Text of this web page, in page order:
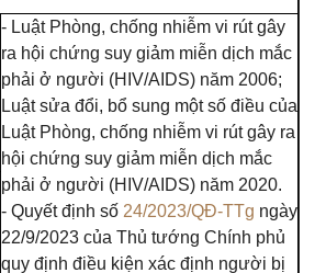
- Luật Phòng, chống nhiễm vi rút gây
ra hội chứng suy giảm miễn dịch mắc
phải ở người (HIV/AIDS) năm 2006;
Luật sửa đổi, bổ sung một số điều của
Luật Phòng, chống nhiễm vi rút gây ra
hội chứng suy giảm miễn dịch mắc
phải ở người (HIV/AIDS) năm 2020.
- Quyết định số 24/2023/QĐ-TTg ngày
22/9/2023 của Thủ tướng Chính phủ
quy định điều kiện xác định người bị